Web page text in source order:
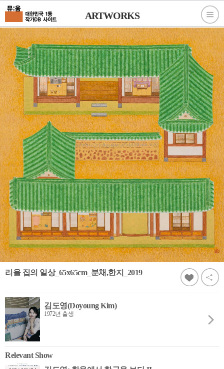
ARTWORKS
리을 집의 일상_65x65cm_분채,한지_2019
김도영(Doyoung Kim)
1972년 출생
Relevant Show